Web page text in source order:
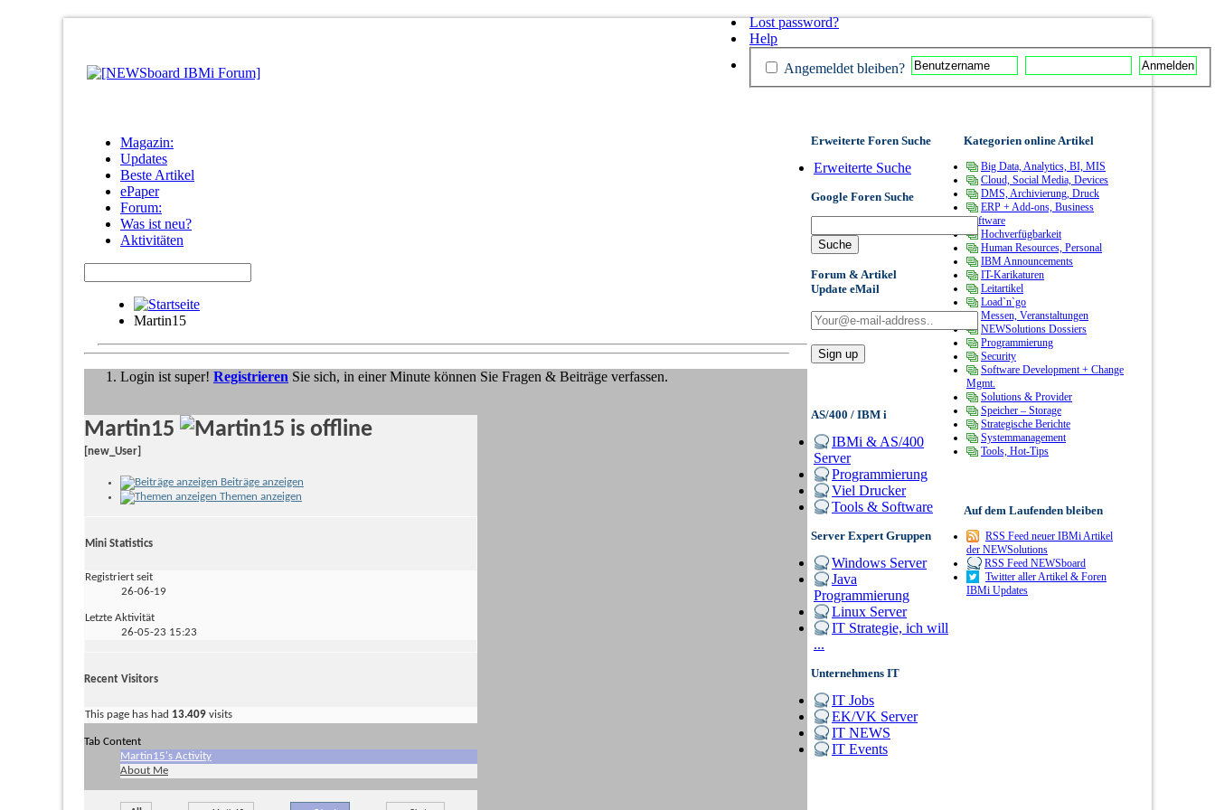
Magazin:
Updates
Beste Artikel
ePaper
Forum:
Was ist neu?
Aktivitäten
Martin15
Lost password?
Help
Angemeldet bleiben?
Login ist super! Registrieren Sie sich, in einer Minute können Sie Fragen & Beiträge verfassen.
Martin15
[new_User]
Beiträge anzeigen
Themen anzeigen
Mini Statistics
Registriert seit
26-06-19
Letzte Aktivität
26-05-23 15:23
Recent Visitors
This page has had 13.409 visits
Tab Content
Martin15's Activity
About Me
Erweiterte Foren Suche
Erweiterte Suche
Google Foren Suche
Forum & Artikel
Update eMail
AS/400 / IBM i
IBMi & AS/400
Server
Programmierung
Viel Drucker
Tools & Software
Server Expert Gruppen
Windows Server
Java
Programmierung
Linux Server
IT Strategie, ich will
...
Unternehmens IT
IT Jobs
EK/VK Server
IT NEWS
IT Events
Kategorien online Artikel
Big Data, Analytics, BI, MIS
Cloud, Social Media, Devices
DMS, Archivierung, Druck
ERP + Add-ons, Business
Software
Hochverfügbarkeit
Human Resources, Personal
IBM Announcements
IT-Karikaturen
Leitartikel
Load`n`go
Messen, Veranstaltungen
NEWSolutions Dossiers
Programmierung
Security
Software Development + Change
Mgmt.
Solutions & Provider
Speicher – Storage
Strategische Berichte
Systemmanagement
Tools, Hot-Tips
Auf dem Laufenden bleiben
RSS Feed neuer IBMi Artikel
der NEWSolutions
RSS Feed NEWSboard
Twitter aller Artikel & Foren
IBMi Updates